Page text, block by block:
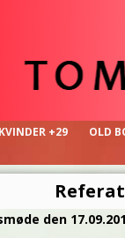
KVINDER +29 OLD
den